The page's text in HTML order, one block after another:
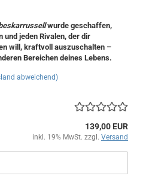
wurde geschaffen,
und jeden Rivalen, der dir
will, kraftvoll auszuschalten –
Bereichen deines Lebens.
abweichend)
139,00 EUR
inkl. 19% MwSt. zzgl. Versand